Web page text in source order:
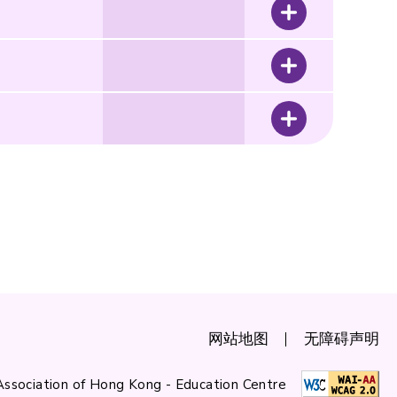
网站地图 无障碍声明
of Hong Kong - Education Centre